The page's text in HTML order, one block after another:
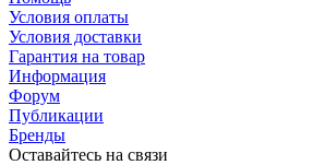
Условия оплаты
Условия доставки
Гарантия на товар
Информация
Форум
Публикации
Бренды
Оставайтесь на связи